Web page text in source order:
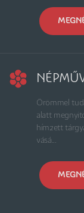
Örömmel
alatt
hímzett
vásá...